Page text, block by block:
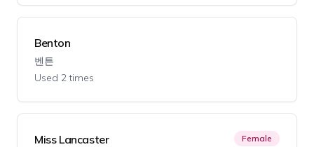
Benton
벤튼
Used 2 times
Miss Lancaster Female